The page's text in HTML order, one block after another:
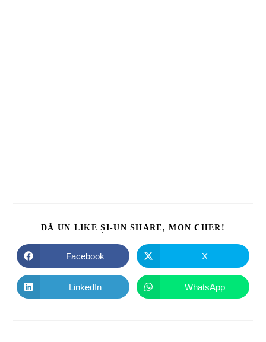
DĂ UN LIKE ȘI-UN SHARE, MON CHER!
Facebook X
LinkedIn WhatsApp